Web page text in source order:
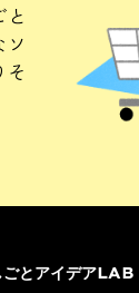
と
ソ
そ
ごとアイデアLAB